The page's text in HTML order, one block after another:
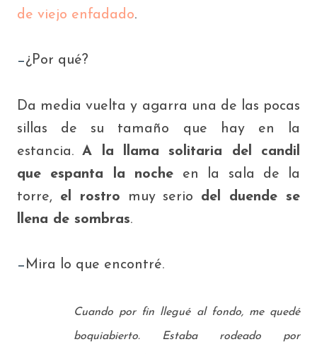
de viejo enfadado.
—¿Por qué?
Da media vuelta y agarra una de las pocas
sillas de su tamaño que hay en la
estancia.
A la llama solitaria del candil
que espanta la noche
en la sala de
la
torre, el rostro muy serio
del duende se
llena de sombras.
— Mira lo que encontré.
Cuando por fin llegué al fondo, me quedé
boquiabierto. Estaba rodeado por